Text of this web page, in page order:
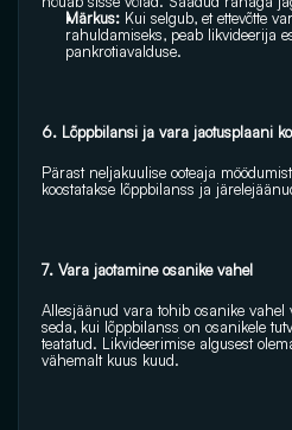
Märkus: Kui selgub, et ettevõtte
rahuldamiseks, peab likvideerija
pankrotiavalduse.
6. Lõppbilansi ja vara jaotusplaani
Pärast neljakuulise ooteaja
koostatakse lõppbilanss ja
7. Vara jaotamine osanike vahel
Allesjäänud vara tohib osanike
seda, kui lõppbilanss on osanikele
teatatud. Likvideerimise algusest
vähemalt kuus kuud.